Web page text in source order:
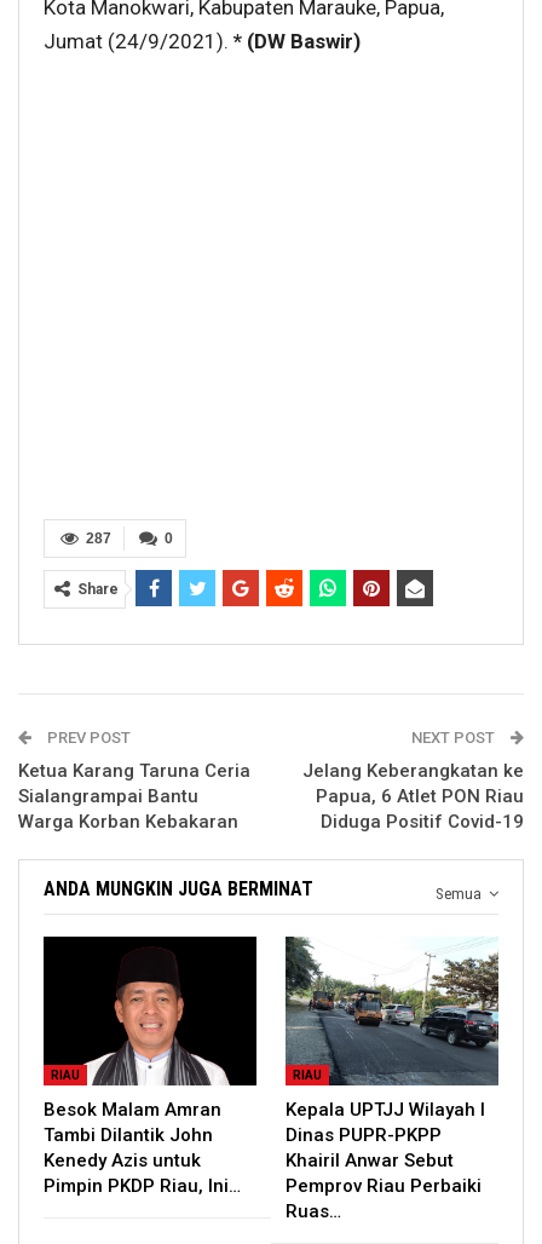
Kota Manokwari, Kabupaten Marauke, Papua,
Jumat (24/9/2021). * (DW Baswir)
0
287
Share
PREV POST
Ketua Karang Taruna Ceria
Sialangrampai Bantu
Warga Korban Kebakaran
NEXT POST
Jelang Keberangkatan ke
Papua, 6 Atlet PON Riau
Diduga Positif Covid-19
Semua
ANDA MUNGKIN JUGA BERMINAT
RIAU
Besok Malam Amran
Tambi Dilantik John
Kenedy Azis untuk
Pimpin PKDP Riau, Ini…
RIAU
Kepala UPTJJ Wilayah I
Dinas PUPR-PKPP
Khairil Anwar Sebut
Pemprov Riau Perbaiki
Ruas…